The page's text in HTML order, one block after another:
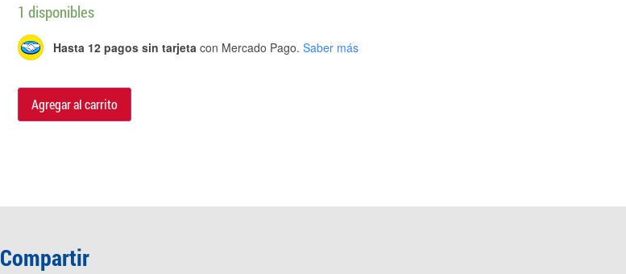
1 disponibles
Hasta 12 pagos sin tarjeta con Mercado Pago. Saber más
Agregar al carrito
Compartir